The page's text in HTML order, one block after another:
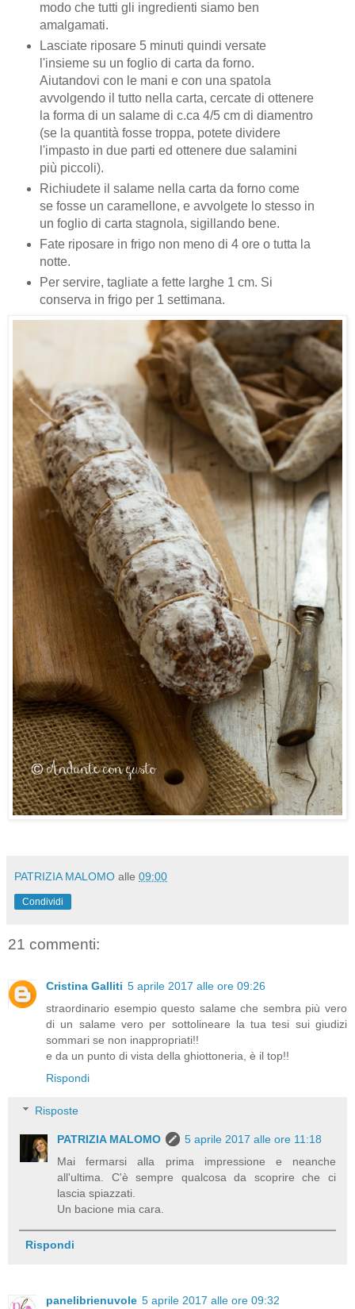
modo che tutti gli ingredienti siamo ben
amalgamati.
Lasciate riposare 5 minuti quindi versate
l'insieme su un foglio di carta da forno.
Aiutandovi con le mani e con una spatola
avvolgendo il tutto nella carta, cercate di ottenere
la forma di un salame di c.ca 4/5 cm di diamentro
(se la quantità fosse troppa, potete dividere
l'impasto in due parti ed ottenere due salamini
più piccoli).
Richiudete il salame nella carta da forno come
se fosse un caramellone, e avvolgete lo stesso in
un foglio di carta stagnola, sigillando bene.
Fate riposare in frigo non meno di 4 ore o tutta la
notte.
Per servire, tagliate a fette larghe 1 cm. Si
conserva in frigo per 1 settimana.
PATRIZIA MALOMO alle 09:00
Condividi
21 commenti:
Cristina Galliti 5 aprile 2017 alle ore 09:26
straordinario esempio questo salame che sembra più vero
di un salame vero per sottolineare la tua tesi sui giudizi
sommari se non inappropriati!!
e da un punto di vista della ghiottoneria, è il top!!
Rispondi
Risposte
PATRIZIA MALOMO
5 aprile 2017 alle ore 11:18
Mai fermarsi alla prima impressione e neanche
all'ultima. C'è sempre qualcosa da scoprire che ci
lascia spiazzati.
Un bacione mia cara.
Rispondi
panelibrienuvole 5 aprile 2017 alle ore 09:32